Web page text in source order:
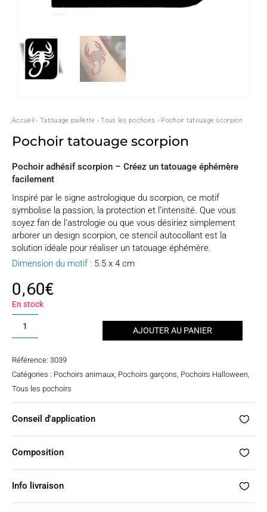
Accueil ›Tatouage paillette ›Tous les pochoirs › Pochoir tatouage scorpion
Pochoir tatouage scorpion
Pochoir adhésif scorpion – Créez un tatouage éphémère
facilement
Inspiré par le signe astrologique du scorpion, ce motif
symbolise la passion, la protection et l’intensité. Que vous
soyez fan de l’astrologie ou que vous désiriez simplement
arborer un design scorpion, ce stencil autocollant est la
solution idéale pour réaliser un tatouage éphémère.
Dimension du motif : 5.5 x 4 cm
0,60€
En stock
de
tatouage
scorpion
AJOUTER AU PANIER
Référence: 3039
Catégories : Pochoirs animaux, Pochoirs garçons, Pochoirs Halloween,
Tous les pochoirs
Conseil d'application
Composition
Info livraison